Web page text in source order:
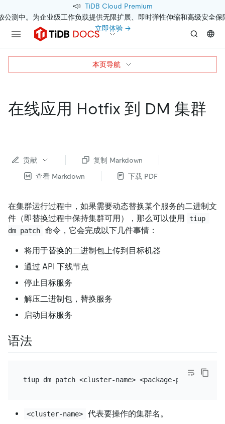
📣 TiDB Cloud Premium
公测中。为企业级工作负载提供无限扩展、即时弹性伸缩和高级安全保
立即体验 →
在线应用 Hotfix 到 DM 集群
贡献
复制 Markdown
查看 Markdown
下载 PDF
在集群运行过程中，如果需要动态替换某个服务的二进制文
件（即替换过程中保持集群可用），那么可以使用
tiup
dm patch 命令，它会完成以下几件事情：
将用于替换的二进制包上传到目标机器
通过 API 下线节点
停止目标服务
解压二进制包，替换服务
启动目标服务
语法
<cluster-name> 代表要操作的集群名。
本页导航